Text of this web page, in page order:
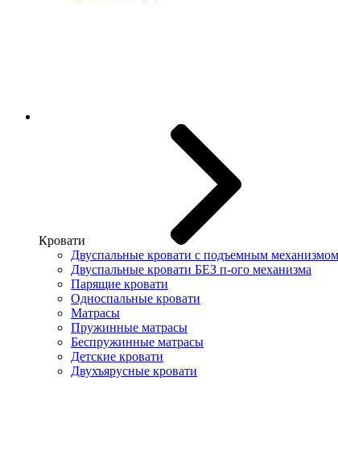
Кровати
Двуспальные кровати с подъемным механизмом
Двуспальные кровати БЕЗ п-ого механизма
Парящие кровати
Односпальные кровати
Матрасы
Пружинные матрасы
Беспружинные матрасы
Детские кровати
Двухъярусные кровати